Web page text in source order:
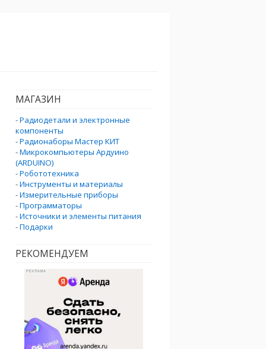
МАГАЗИН
-Радиодетали и электронные
компоненты
-Радионаборы Мастер КИТ
-Микрокомпьютеры Ардуино
(ARDUINO)
-Робототехника
-Инструменты и материалы
-Измерительные приборы
-Программаторы
-Источники и элементы питания
-Подарки
РЕКОМЕНДУЕМ